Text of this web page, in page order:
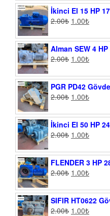
İkinci El 15 HP
2.00₺ 1.00₺
Alman SEW 4
2.00₺ 1.00₺
PGR PD42
2.00₺ 1.00₺
İkinci El 50 HP
2.00₺ 1.00₺
FLENDER 3 HP
2.00₺ 1.00₺
SIFIR HT0622
2.00₺ 1.00₺